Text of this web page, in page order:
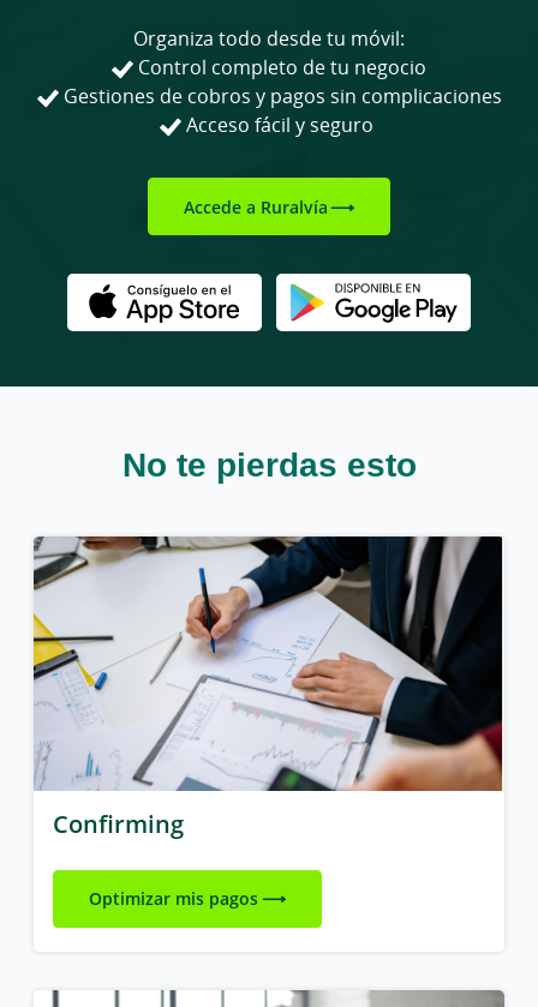
Organiza todo desde tu móvil:
Control completo de tu negocio
Gestiones de cobros y pagos sin complicaciones
Acceso fácil y seguro
Accede a Ruralvía
No te pierdas esto
Confirming
Optimizar mis pagos